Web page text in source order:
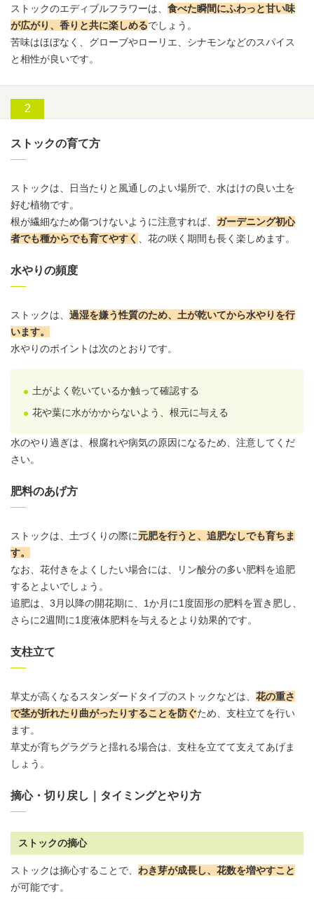
ストックのエディブルフラワーは、 食べた瞬間にふわっと甘い味
が広がり、香りと共に楽しめるでしょう。
苦味はほぼなく、グローブやローリエ、シナモンなどのスパイス
と相性が良いです。
ストックの育て方
ストックは、日当たりと風通しのよい場所で、水はけの良い土を
好む植物です。
根が繊細なため傷つけないように注意すれば、 ガーデニング初心
者でも種からでも育てやすく
、花の咲く期間も長く楽しめます。
水やりの頻度
ストックは、 過湿を嫌う性質のため、土が乾いてから水やりを行
います。
水やりのポイントは次のとおりです。
土がよく乾いているか触って確認する
花や葉に水がかからないよう、根元に与える
水のやり過ぎは、根腐れや病気の原因になるため、注意してくだ
さい。
肥料のあげ方
ストックは、土づくりの際に元肥を行うと、追肥なしでも育ちま
す。
なお、花付きをよくしたい場合には、リン酸分の多い肥料を追肥
するとよいでしょう。
追肥は、3月以降の開花期に、1か月に1度固形の肥料を置き肥し、
さらに2週間に1度液体肥料を与えるとより効果的です。
支柱立て
草丈が高くなるスタンダードタイプのストックなどは、 花の重さ
で茎が折れたり曲がったりすることを防ぐため、支柱立てを行い
ます。
草丈が育ちグラグラと揺れる場合は、支柱を立てて支えてあげま
しょう。
摘心・切り戻し｜タイミングとやり方
ストックの摘心
ストックは摘心することで、 わき芽が成長し、花数を増やすこと
が可能です。